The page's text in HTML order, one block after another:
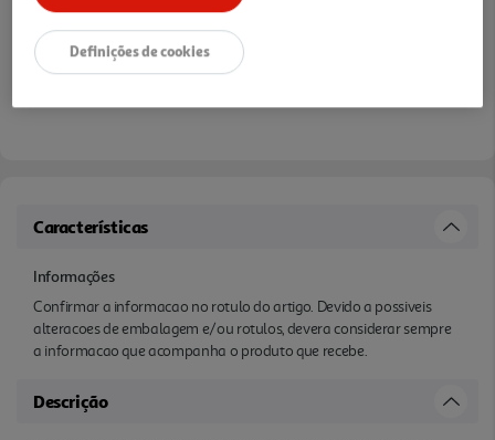
Características
Informações
Confirmar a informacao no rotulo do artigo. Devido a possiveis
alteracoes de embalagem e/ou rotulos, devera considerar sempre
a informacao que acompanha o produto que recebe.
Descrição
Definições de cookies